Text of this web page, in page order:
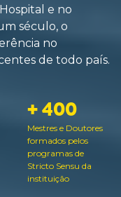
e no
século, o
no
de todo país.
+ 400
Mestres e Doutores
formados pelos
programas de
Stricto Sensu da
instituição